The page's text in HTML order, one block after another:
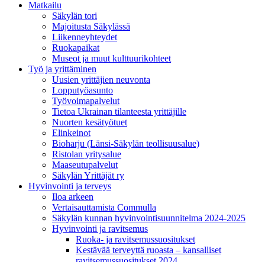
Mat­kailu
Säkylän tori
Majoitusta Säkylässä
Liikenneyhteydet
Ruokapaikat
Museot ja muut kulttuurikohteet
Työ ja yrittä­minen
Uusien yrittäjien neuvonta
Lopputyöasunto
Työvoimapalvelut
Tietoa Ukrainan tilanteesta yrittäjille
Nuorten kesätyötuet
Elinkeinot
Bioharju (Länsi-Säkylän teollisuusalue)
Ristolan yritysalue
Maaseutupalvelut
Säkylän Yrittäjät ry
Hyvinvointi ja terveys
Iloa arkeen
Vertaisauttamista Commulla
Säkylän kunnan hyvinvointisuunnitelma 2024-2025
Hyvinvointi ja ravitsemus
Ruoka- ja ravitsemussuositukset
Kestävää terveyttä ruoasta – kansalliset